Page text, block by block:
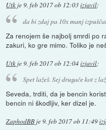
Utk je9. feb 2017 ob 12:03izjavil:
da bi zdaj pa 10x manj
Za renojem še najbolj smrdi po
zakuri, ko gre mimo. Toliko je
Utk je9. feb 2017 ob 12:04izjavil:
Spet lažeš. Sej drugače kot z
Seveda, trditi, da je bencin
bencin ni škodljiv, ker dizel je.
ZaphodBB je9. feb 2017 ob 11:49